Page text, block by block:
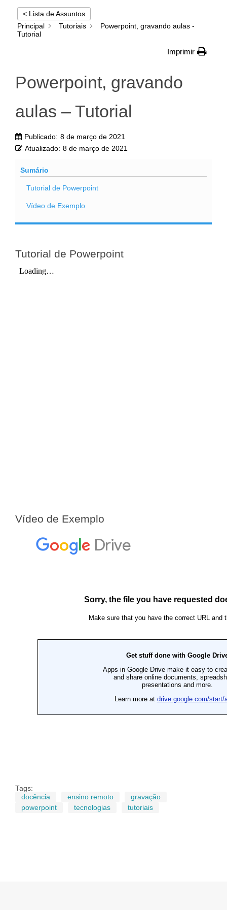
< Lista de Assuntos
Principal
Tutoriais
Powerpoint, gravando aulas -
Tutorial
Imprimir
Powerpoint, gravando
aulas – Tutorial
Publicado: 8 de março de 2021
Atualizado: 8 de março de 2021
Sumário
Tutorial de Powerpoint
Vídeo de Exemplo
Tutorial de Powerpoint
Vídeo de Exemplo
Tags:
docência
ensino remoto
gravação
powerpoint
tecnologias tutoriais